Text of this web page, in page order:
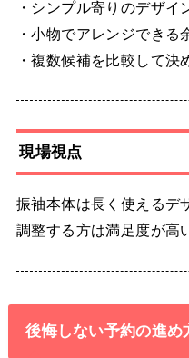
・シンプル寄りのデザイ
・小物でアレンジできる
・複数候補を比較して決
現場視点
振袖本体は長く使えるデ
調整する方は満足度が高
後悔しない予約の進め